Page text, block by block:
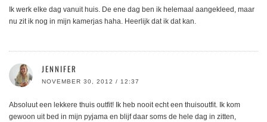
Ik werk elke dag vanuit huis. De ene dag ben ik helemaal aangekleed, maar
nu zit ik nog in mijn kamerjas haha. Heerlijk dat ik dat kan.
JENNIFER
NOVEMBER 30, 2012 / 12:37
Absoluut een lekkere thuis outfit! Ik heb nooit echt een thuisoutfit. Ik kom
gewoon uit bed in mijn pyjama en blijf daar soms de hele dag in zitten,